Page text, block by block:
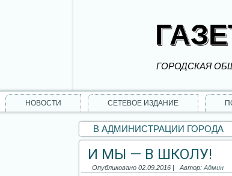
ГОРОДСКАЯ
НОВОСТИ СЕТЕВОЕ ИЗДАНИЕ
В АДМИНИСТРАЦИИ ГОРОДА
И МЫ — В ШКОЛУ!
Опубликовано 02.09.2016 | Автор: Админ